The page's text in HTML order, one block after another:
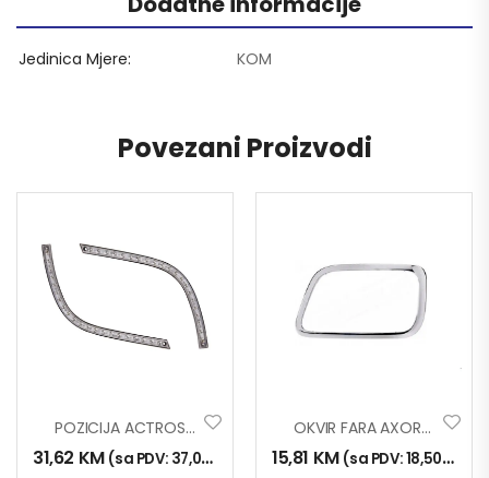
Jedinica Mjere KOM
Povezani Proizvodi
POZICIJA ACTROS MP2 21LED SET
31,62 KM (sa PDV: 37,00
OKVIR FARA AXOR CHROM L
15,81 KM (sa PDV:18,50KM